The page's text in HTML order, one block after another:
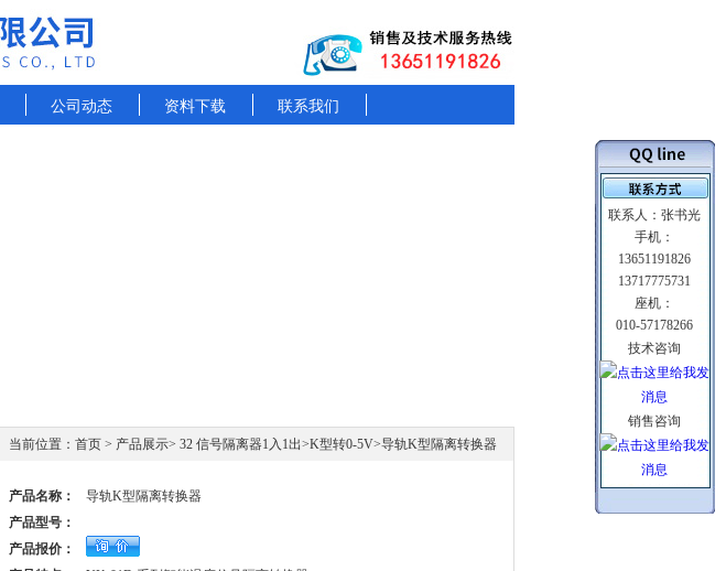
公司动态 资料下载 联系我们
当前位置： 首页 > 产品展示> 32 信号隔离器1入1出>K型转0-5V>导轨K型隔离转换器
产品名称：
导轨K型隔离转换器
产品型号：
产品报价：
联系人：张书光
手机：
13651191826
13717775731
座机：
010-57178266
技术咨询
销售咨询